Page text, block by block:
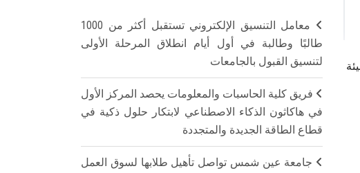
معامل التنسيق الإلكتروني تستقبل أكثر من 1000
طالبًا وطالبة في أول أيام انطلاق المرحلة الأولى
لتنسيق القبول بالجامعات
فريق كلية الحاسبات والمعلومات يحصد المركز الأول
في هاكاثون الذكاء الاصطناعي لابتكار حلول ذكية في
قطاع الطاقة الجديدة والمتجددة
جامعة عين شمس تواصل تأهيل طلابها لسوق العمل